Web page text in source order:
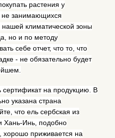
растения у
не занимающихся
климатической зоны
но и по методу
себе отчет, что то, что
- не обязательно будет
сертификат на продукцию. В
указана страна
что ель сербская из
Хань-Инь, подобно
хорошо приживается на